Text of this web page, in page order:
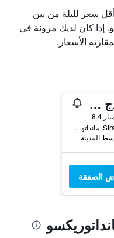
سعر لليلة من بين
إذا كان لديك مرونة في
الأسعار.
هوتل فيليدج بارادايس
8.4
Strada Statale, 106, مانداتوريكسو, كالابريا, إيطاليا
الصفقة